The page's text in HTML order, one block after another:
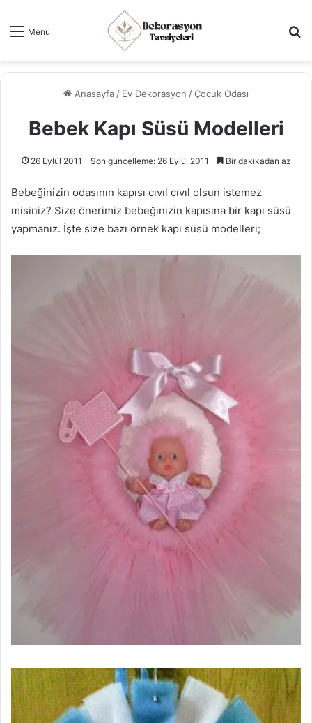
Menü
Anasayfa / Ev Dekorasyon /Çocuk Odası
Bebek Kapı Süsü Modelleri
26 Eylül 2011 Son güncelleme: 26 Eylül 2011 Bir dakikadan az
Bebeğinizin odasının kapısı cıvıl cıvıl olsun istemez
misiniz? Size önerimiz bebeğinizin kapısına bir kapı süsü
yapmanız. İşte size bazı örnek kapı süsü modelleri;